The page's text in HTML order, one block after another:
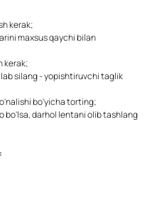
kerak;
maxsus qaychi bilan
kerak;
silang - yopishtiruvchi taglik
bo'yicha torting;
bo'lsa, darhol lentani olib tashlang